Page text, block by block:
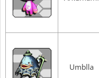
Umblla